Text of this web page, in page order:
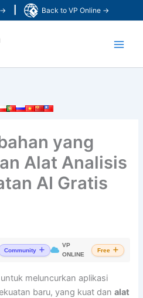
Back to VP Online →
yang
Alat Analisis
AI Gratis
Community
VP
ONLINE
Free
meluncurkan aplikasi
baru, yang kuat danalat